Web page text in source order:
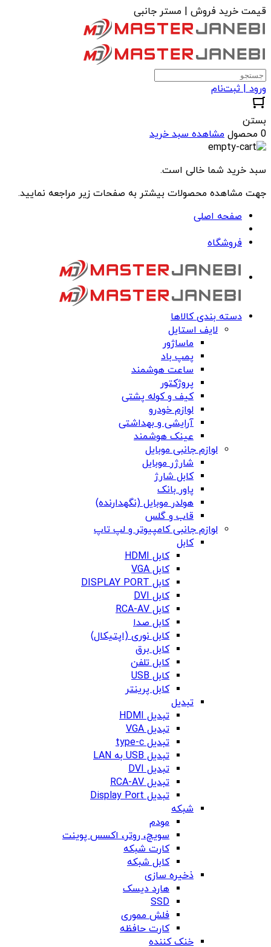
قیمت خرید فروش | مستر جانبی
ورود | ثبت‌نام
بستن
0 محصول
مشاهده سبد خرید
سبد خرید شما خالی است.
جهت مشاهده محصولات بیشتر به صفحات زیر مراجعه نمایید.
صفحه اصلی
فروشگاه
دسته بندی کالاها
لایف استایل
ماساژور
پمپ باد
ساعت هوشمند
پروژکتور
کیف و کوله پشتی
لوازم خودرو
آرایشی و بهداشتی
عینک هوشمند
لوازم جانبی موبایل
شارژر موبایل
کابل شارژ
پاور بانک
هولدر موبایل (نگهدارنده)
قاب و گلس
لوازم جانبی کامپیوتر و لپ تاپ
کابل
کابل HDMI
کابل VGA
کابل DISPLAY PORT
کابل DVI
کابل RCA-AV
کابل صدا
کابل نوری (اپتیکال)
کابل برق
کابل تلفن
کابل USB
کابل پرینتر
تبدیل
تبدیل HDMI
تبدیل VGA
تبدیل type-c
تبدیل USB به LAN
تبدیل DVI
تبدیل RCA-AV
تبدیل Display Port
شبکه
مودم
سویچ، روتر، اکسس پوینت
کارت شبکه
کابل شبکه
ذخیره سازی
هارد دیسک
SSD
فلش مموری
کارت حافظه
خنک کننده